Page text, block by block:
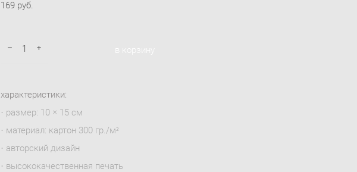
169 pуб.
в корзину
характеристики:
· размер: 10 × 15 см
· материал: картон 300 гр./м²
· авторский дизайн
· высококачественная печать